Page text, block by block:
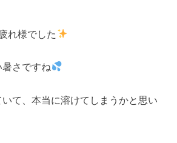
れ様でした
さですね
て、本当に溶けてしまうかと思い